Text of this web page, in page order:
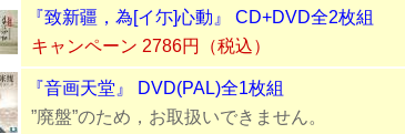
『致新疆，為[イ尓]心動』 CD+DVD全2枚組
キャンペーン 2786円（税込）
『音画天堂』 DVD(PAL)全1枚組
”廃盤”のため，お取扱いできません。